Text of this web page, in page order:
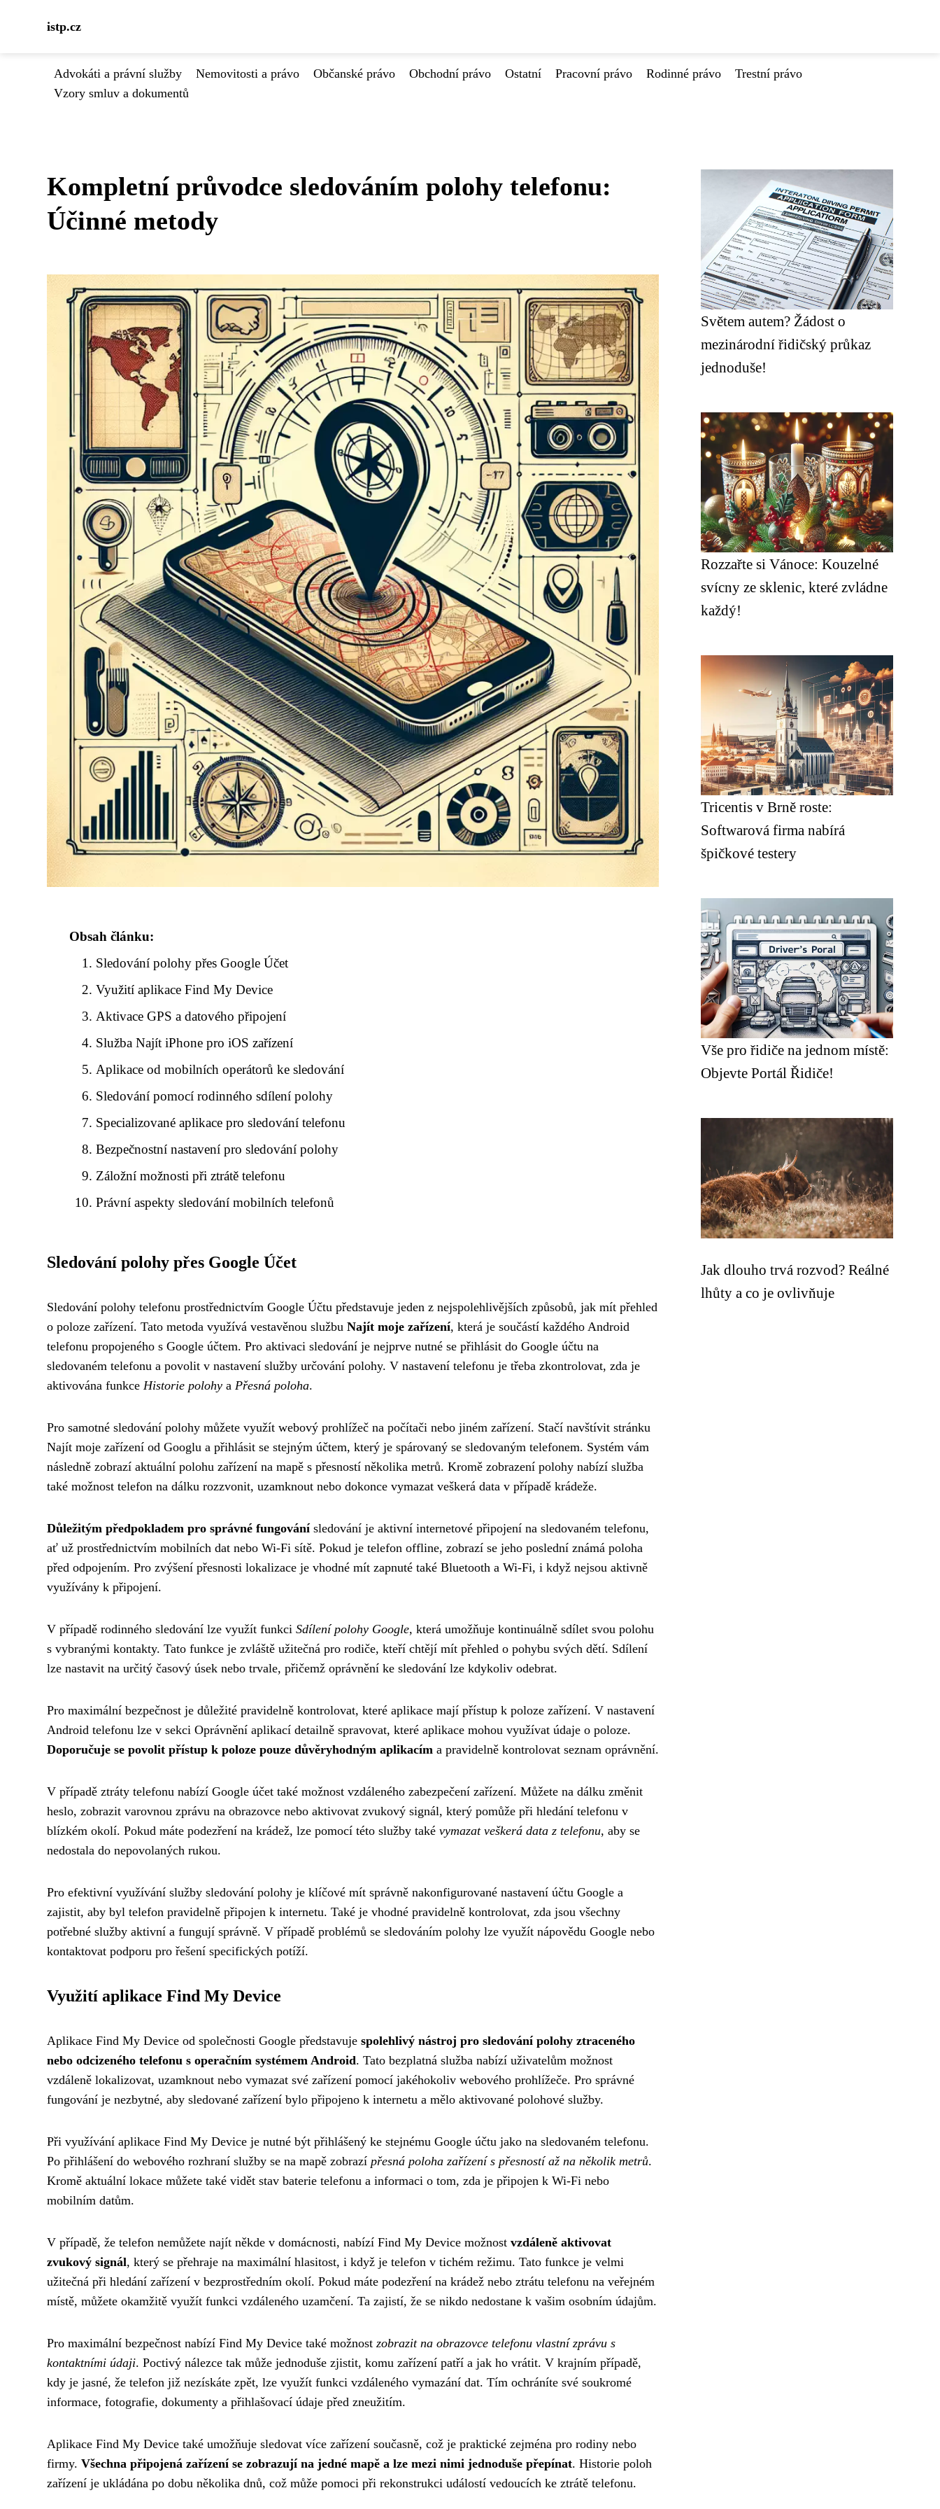
istp.cz
Advokáti a právní služby Nemovitosti a právo Občanské právo Obchodní právo Ostatní Pracovní právo Rodinné právo
Trestní právo
Vzory smluv a dokumentů
Kompletní průvodce sledováním polohy telefonu:
Účinné metody
Obsah článku:
Sledování polohy přes Google Účet
Využití aplikace Find My Device
Aktivace GPS a datového připojení
Služba Najít iPhone pro iOS zařízení
Aplikace od mobilních operátorů ke sledování
Sledování pomocí rodinného sdílení polohy
Specializované aplikace pro sledování telefonu
Bezpečnostní nastavení pro sledování polohy
Záložní možnosti při ztrátě telefonu
Právní aspekty sledování mobilních telefonů
Sledování polohy přes Google Účet
Sledování polohy telefonu prostřednictvím Google Účtu představuje jeden z nejspolehlivějších způsobů, jak mít přehled
o poloze zařízení. Tato metoda využívá vestavěnou službu Najít moje zařízení, která je součástí každého Android
telefonu propojeného s Google účtem. Pro aktivaci sledování je nejprve nutné se přihlásit do Google účtu na
sledovaném telefonu a povolit v nastavení služby určování polohy. V nastavení telefonu je třeba zkontrolovat, zda je
aktivována funkce Historie polohy a Přesná poloha.
Pro samotné sledování polohy můžete využít webový prohlížeč na počítači nebo jiném zařízení. Stačí navštívit stránku
Najít moje zařízení od Googlu a přihlásit se stejným účtem, který je spárovaný se sledovaným telefonem. Systém vám
následně zobrazí aktuální polohu zařízení na mapě s přesností několika metrů. Kromě zobrazení polohy nabízí služba
také možnost telefon na dálku rozzvonit, uzamknout nebo dokonce vymazat veškerá data v případě krádeže.
Důležitým předpokladem pro správné fungovánísledování je aktivní internetové připojení na sledovaném telefonu,
ať už prostřednictvím mobilních dat nebo Wi-Fi sítě. Pokud je telefon offline, zobrazí se jeho poslední známá poloha
před odpojením. Pro zvýšení přesnosti lokalizace je vhodné mít zapnuté také Bluetooth a Wi-Fi, i když nejsou aktivně
využívány k připojení.
V případě rodinného sledování lze využít funkci Sdílení polohy Google, která umožňuje kontinuálně sdílet svou polohu
s vybranými kontakty. Tato funkce je zvláště užitečná pro rodiče, kteří chtějí mít přehled o pohybu svých dětí. Sdílení
lze nastavit na určitý časový úsek nebo trvale, přičemž oprávnění ke sledování lze kdykoliv odebrat.
Pro maximální bezpečnost je důležité pravidelně kontrolovat, které aplikace mají přístup k poloze zařízení. V nastavení
Android telefonu lze v sekci Oprávnění aplikací detailně spravovat, které aplikace mohou využívat údaje o poloze.
Doporučuje se povolit přístup k poloze pouze důvěryhodným aplikacím a pravidelně kontrolovat seznam oprávnění.
V případě ztráty telefonu nabízí Google účet také možnost vzdáleného zabezpečení zařízení. Můžete na dálku změnit
heslo, zobrazit varovnou zprávu na obrazovce nebo aktivovat zvukový signál, který pomůže při hledání telefonu v
blízkém okolí. Pokud máte podezření na krádež, lze pomocí této služby také vymazat veškerá data z telefonu, aby se
nedostala do nepovolaných rukou.
Pro efektivní využívání služby sledování polohy je klíčové mít správně nakonfigurované nastavení účtu Google a
zajistit, aby byl telefon pravidelně připojen k internetu. Také je vhodné pravidelně kontrolovat, zda jsou všechny
potřebné služby aktivní a fungují správně. V případě problémů se sledováním polohy lze využít nápovědu Google nebo
kontaktovat podporu pro řešení specifických potíží.
Využití aplikace Find My Device
Aplikace Find My Device od společnosti Google představuje spolehlivý nástroj pro sledování polohy ztraceného
nebo odcizeného telefonu s operačním systémem Android. Tato bezplatná služba nabízí uživatelům možnost
vzdáleně lokalizovat, uzamknout nebo vymazat své zařízení pomocí jakéhokoliv webového prohlížeče. Pro správné
fungování je nezbytné, aby sledované zařízení bylo připojeno k internetu a mělo aktivované polohové služby.
Při využívání aplikace Find My Device je nutné být přihlášený ke stejnému Google účtu jako na sledovaném telefonu.
Po přihlášení do webového rozhraní služby se na mapě zobrazí přesná poloha zařízení s přesností až na několik metrů.
Kromě aktuální lokace můžete také vidět stav baterie telefonu a informaci o tom, zda je připojen k Wi-Fi nebo
mobilním datům.
V případě, že telefon nemůžete najít někde v domácnosti, nabízí Find My Device možnost vzdáleně aktivovat
zvukový signál, který se přehraje na maximální hlasitost, i když je telefon v tichém režimu. Tato funkce je velmi
užitečná při hledání zařízení v bezprostředním okolí. Pokud máte podezření na krádež nebo ztrátu telefonu na veřejném
místě, můžete okamžitě využít funkci vzdáleného uzamčení. Ta zajistí, že se nikdo nedostane k vašim osobním údajům.
Pro maximální bezpečnost nabízí Find My Device také možnost zobrazit na obrazovce telefonu vlastní zprávu s
kontaktními údaji. Poctivý nálezce tak může jednoduše zjistit, komu zařízení patří a jak ho vrátit. V krajním případě,
kdy je jasné, že telefon již nezískáte zpět, lze využít funkci vzdáleného vymazání dat. Tím ochráníte své soukromé
informace, fotografie, dokumenty a přihlašovací údaje před zneužitím.
Aplikace Find My Device také umožňuje sledovat více zařízení současně, což je praktické zejména pro rodiny nebo
firmy. Všechna připojená zařízení se zobrazují na jedné mapě a lze mezi nimi jednoduše přepínat. Historie poloh
zařízení je ukládána po dobu několika dnů, což může pomoci při rekonstrukci událostí vedoucích ke ztrátě telefonu.
Světem autem? Žádost o
mezinárodní řidičský průkaz
jednoduše!
Rozzařte si Vánoce: Kouzelné
svícny ze sklenic, které zvládne
každý!
Tricentis v Brně roste:
Softwarová firma nabírá
špičkové testery
Vše pro řidiče na jednom místě:
Objevte Portál Řidiče!
Jak dlouho trvá rozvod? Reálné
lhůty a co je ovlivňuje